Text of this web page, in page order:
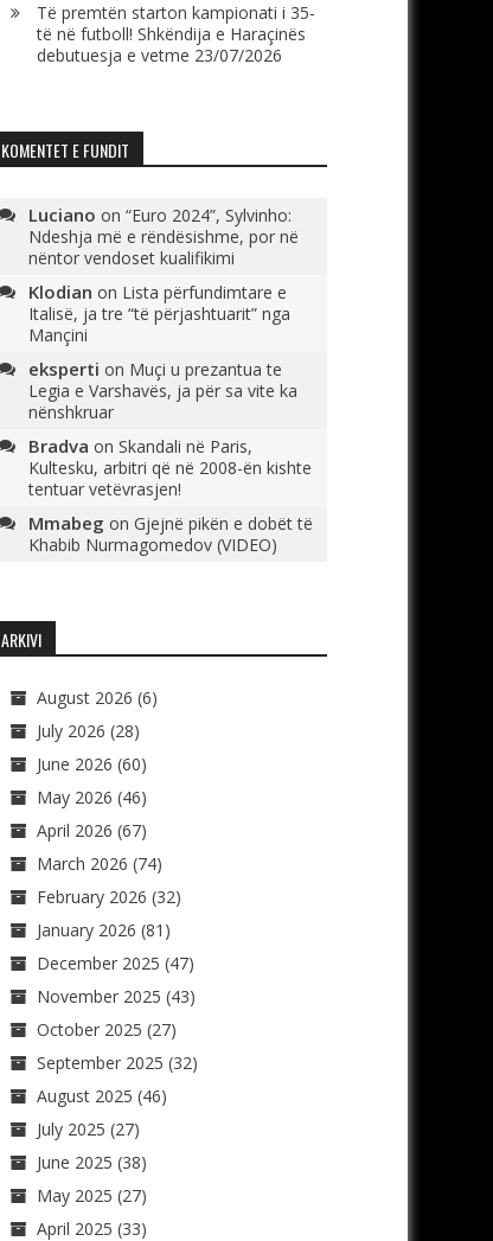
Të premtën starton kampionati i 35-
të në futboll! Shkëndija e Haraçinës
debutuesja e vetme 23/07/2026
KOMENTET E FUNDIT
Luciano on “Euro 2024”, Sylvinho:
Ndeshja më e rëndësishme, por në
nëntor vendoset kualifikimi
Klodian on Lista përfundimtare e
Italisë, ja tre “të përjashtuarit” nga
Mançini
eksperti on Muçi u prezantua te
Legia e Varshavës, ja për sa vite ka
nënshkruar
Bradva on Skandali në Paris,
Kultesku, arbitri që në 2008-ën kishte
tentuar vetëvrasjen!
Mmabeg on Gjejnë pikën e dobët të
Khabib Nurmagomedov (VIDEO)
ARKIVI
August 2026 (6)
July 2026 (28)
June 2026 (60)
May 2026 (46)
April 2026 (67)
March 2026 (74)
February 2026 (32)
January 2026 (81)
December 2025 (47)
November 2025 (43)
October 2025 (27)
September 2025 (32)
August 2025 (46)
July 2025 (27)
June 2025 (38)
May 2025 (27)
April 2025 (33)